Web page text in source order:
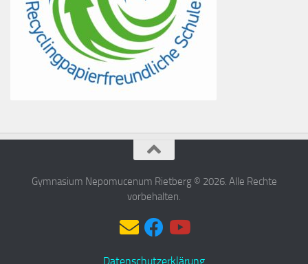
Gymnasium Nepomucenum Rietberg © 2026. Alle Rechte
vorbehalten.
Datenschutzerklärung